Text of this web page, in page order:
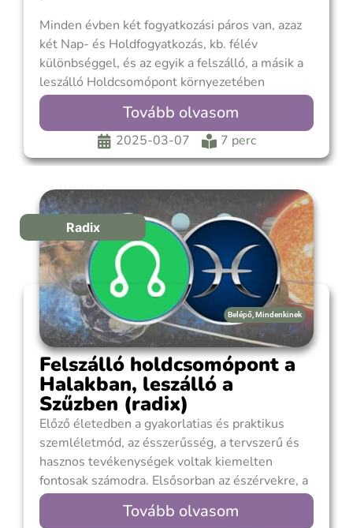
Minden évben két fogyatkozási páros van, azaz
két Nap- és Holdfogyatkozás, kb. félév
különbséggel, és az egyik a felszálló, a másik a
leszálló Holdcsomópont környezetében
történik. Nemsokára elérkezik ez az időszak,
azonban addig lenne mit tisztázni a jelenségek
körül. Holdcsomópontok Az Ekliptika (Nap
látszólagos útja) és a Hold pályája kb.
Tovább olvasom
2025-03-07 7 perc
Radix
Belépő Mindenkinek
Felszálló holdcsomópont a
Halakban, leszálló a
Szűzben (radix)
Előző életedben a gyakorlatias és praktikus
szemléletmód, az ésszerűsség, a tervszerű és
hasznos tevékenységek voltak kiemelten
fontosak számodra. Elsősorban az észérvekre, a
logikára és a józan eszedre támaszkodtál
minden téren. Mindig a rendet kerested, olyan
Tovább olvasom